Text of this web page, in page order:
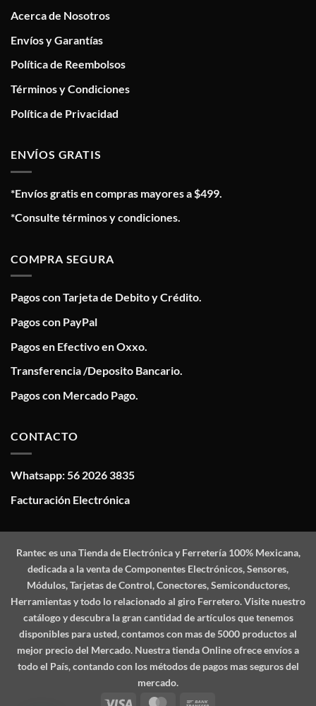
Acerca de Nosotros
Envíos y Garantías
Política de Reembolsos
Términos y Condiciones
Política de Privacidad
ENVÍOS GRATIS
*Envíos gratis en compras mayores a $499.
*Consulte términos y condiciones.
COMPRA SEGURA
Pagos con Tarjeta de Debito y Crédito.
Pagos con PayPal
Pagos en Efectivo en Oxxo.
Transferencia /Deposito Bancario.
Pagos con Mercado Pago.
CONTACTO
Whatsapp: 56 2026 3835
Facturación Electrónica
Ranteces una Tienda de Electrónica y Ferretería 100% Mexicana,
dedicada a la venta de Componentes Electrónicos, Sensores,
Módulos, Tarjetas de Control, Conectores, Semiconductores,
Herramientas y todo lo relacionado al giro Ferretero. Visite nuestro
catálogo y descubra la gran cantidad de artículos que tenemos
disponibles para usted, contamos con mas de 5000 productos al
mejor precio del Mercado. Nuestra tienda Online ofrece envíos a
todo el País, contando con los métodos de pagos mas seguros del
mercado.
Visa
MasterCard